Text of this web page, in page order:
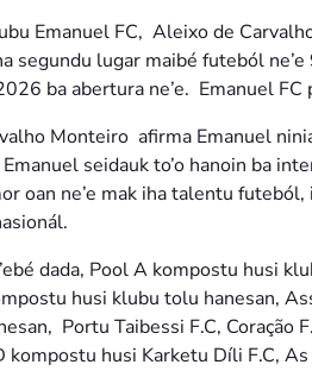
Emanuel FC, Aleixo de
segundu lugar maibé futeból
ba abertura ne’e. Emanuel
Monteiro afirma Emanuel
seidauk to’o hanoin ba
oan ne’e mak iha talentu
dada, Pool A kompostu husi
husi klubu tolu hanesan,
Portu Taibessi F.C, Coração
kompostu husi Karketu Díli F.C, As